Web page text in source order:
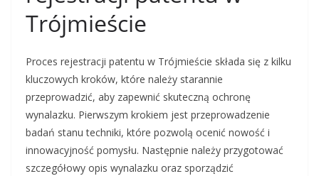
Trójmieście
Proces rejestracji patentu w Trójmieście składa się z kilku
kluczowych kroków, które należy starannie
przeprowadzić, aby zapewnić skuteczną ochronę
wynalazku. Pierwszym krokiem jest przeprowadzenie
badań stanu techniki, które pozwolą ocenić nowość i
innowacyjność pomysłu. Następnie należy przygotować
szczegółowy opis wynalazku oraz sporządzić